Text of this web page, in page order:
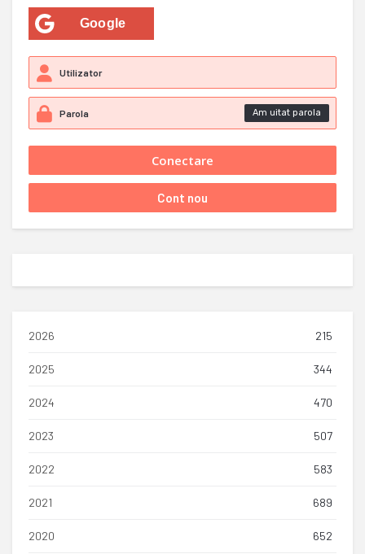
Google
Am uitat parola
2026 215
2025 344
2024 470
2023 507
2022 583
2021 689
2020 652